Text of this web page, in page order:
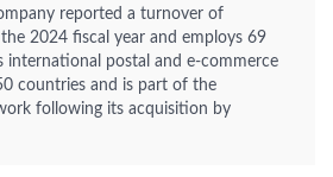
reported a turnover of
2024 fiscal year and employs 69
international postal and e-commerce
countries and is part of the
following its acquisition by